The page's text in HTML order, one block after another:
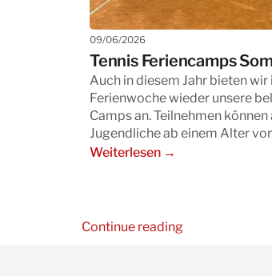
09/06/2026
Tennis Feriencamps
Auch in diesem Jahr bieten wir
Ferienwoche wieder unsere
Camps an. Teilnehmen
Jugendliche ab einem Alter
Weiterlesen →
Continue reading